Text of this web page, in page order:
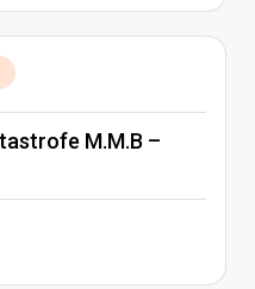
M.M.B –